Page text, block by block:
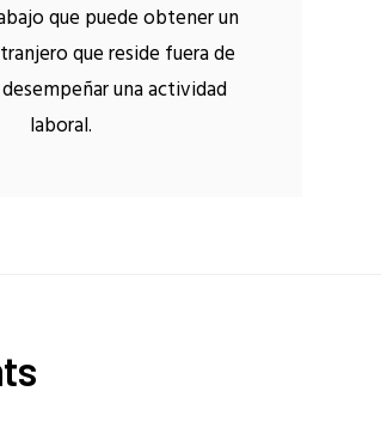
que puede obtener un
que reside fuera de
una actividad
laboral.